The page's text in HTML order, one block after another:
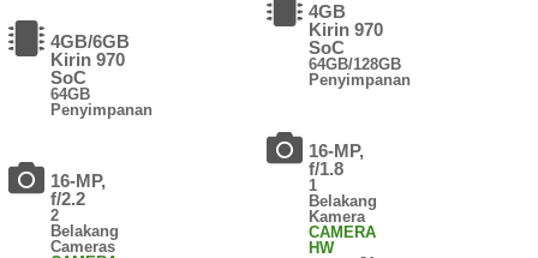
4GB/6GB
Kirin 970
SoC
64GB
Penyimpanan
16-MP,
f/2.2
2
Belakang
Cameras
4GB
Kirin 970
SoC
64GB/128GB
Penyimpanan
16-MP,
f/1.8
1
Belakang
Kamera
CAMERA
HW